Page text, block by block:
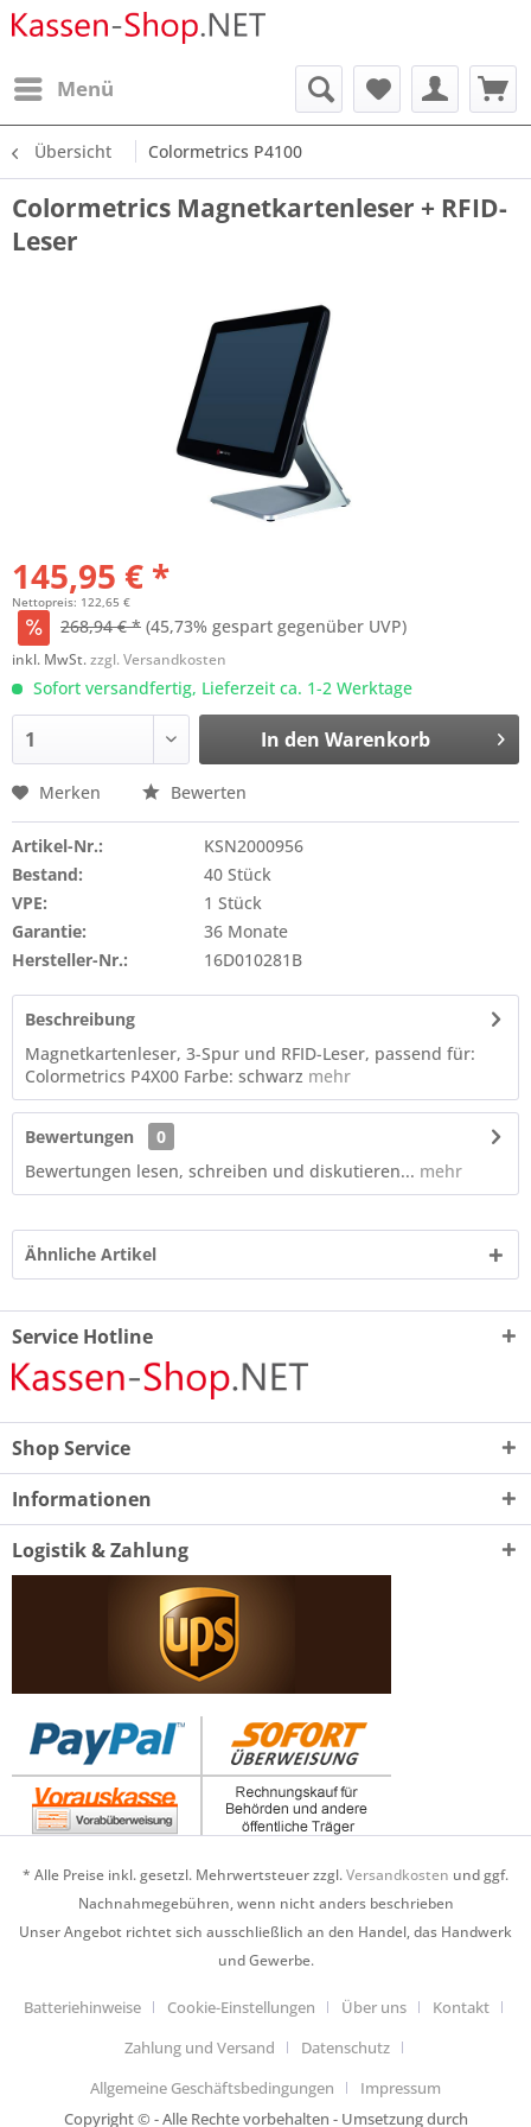
Menü
Übersicht Colormetrics P4100
Colormetrics Magnetkartenleser + RFID-
Leser
145,95 € *
Nettopreis: 122,65 €
268,94 € * (45,73% gespart gegenüber UVP)
inkl. MwSt.zzgl. Versandkosten
Sofort versandfertig, Lieferzeit ca. 1-2 Werktage
In den Warenkorb
Merken Bewerten
Artikel-Nr.:
KSN2000956
Bestand:
40 Stück
VPE:
1 Stück
Garantie:
36 Monate
Hersteller-Nr.:
16D010281B
Beschreibung
Magnetkartenleser, 3-Spur und RFID-Leser, passend für:
Colormetrics P4X00 Farbe: schwarz mehr
Bewertungen
0
Bewertungen lesen, schreiben und diskutieren... mehr
Ähnliche Artikel
Service Hotline
Shop Service
Informationen
Logistik & Zahlung
* Alle Preise inkl. gesetzl. Mehrwertsteuer zzgl.Versandkosten und ggf.
Nachnahmegebühren, wenn nicht anders beschrieben
Unser Angebot richtet sich ausschließlich an den Handel, das Handwerk
und Gewerbe.
Batteriehinweise Cookie-Einstellungen Über uns
Kontakt
Zahlung und Versand
Datenschutz
Allgemeine Geschäftsbedingungen
Impressum
Copyright © - Alle Rechte vorbehalten - Umsetzung durch